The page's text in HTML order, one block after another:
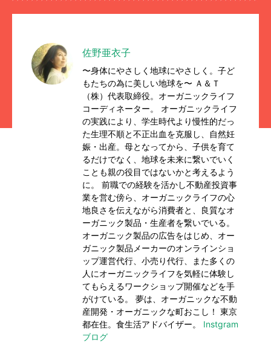
佐野亜衣子
〜身体にやさしく地球にやさしく。子ど
もたちの為に美しい地球を〜 Ａ＆Ｔ
（株）代表取締役。オーガニックライフ
コーディネーター。 オーガニックライフ
の実践により、学生時代より慢性的だっ
た生理不順と不正出血を克服し、自然妊
娠・出産。母となってから、子供を育て
るだけでなく、地球を未来に繋いでいく
ことも親の役目ではないかと考えるよう
に。 前職での経験を活かし不動産投資事
業を営む傍ら、オーガニックライフの心
地良さを伝えながら消費者と、良質なオ
ーガニック製品・生産者を繋いでいる。
オーガニック製品の広告をはじめ、オー
ガニック製品メーカーのオンラインショ
ップ運営代行、小売り代行、また多くの
人にオーガニックライフを気軽に体験し
てもらえるワークショップ開催などを手
がけている。 夢は、オーガニックな不動
産開発・オーガニックな町おこし！ 東京
都在住。食生活アドバイザー。 Instgram
ブログ